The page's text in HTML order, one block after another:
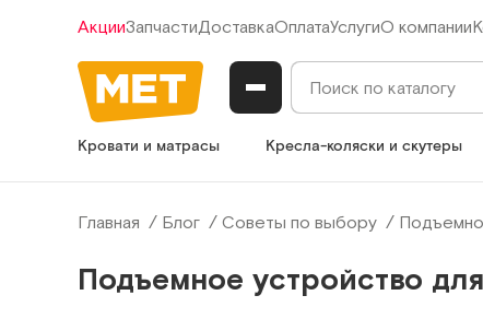
АкцииЗапчастиДоставкаОплатаУслугиО компании
Кровати и матрасы Кресла-коляски и скутеры
Главная Блог Советы по выбору
Подъемное устройство